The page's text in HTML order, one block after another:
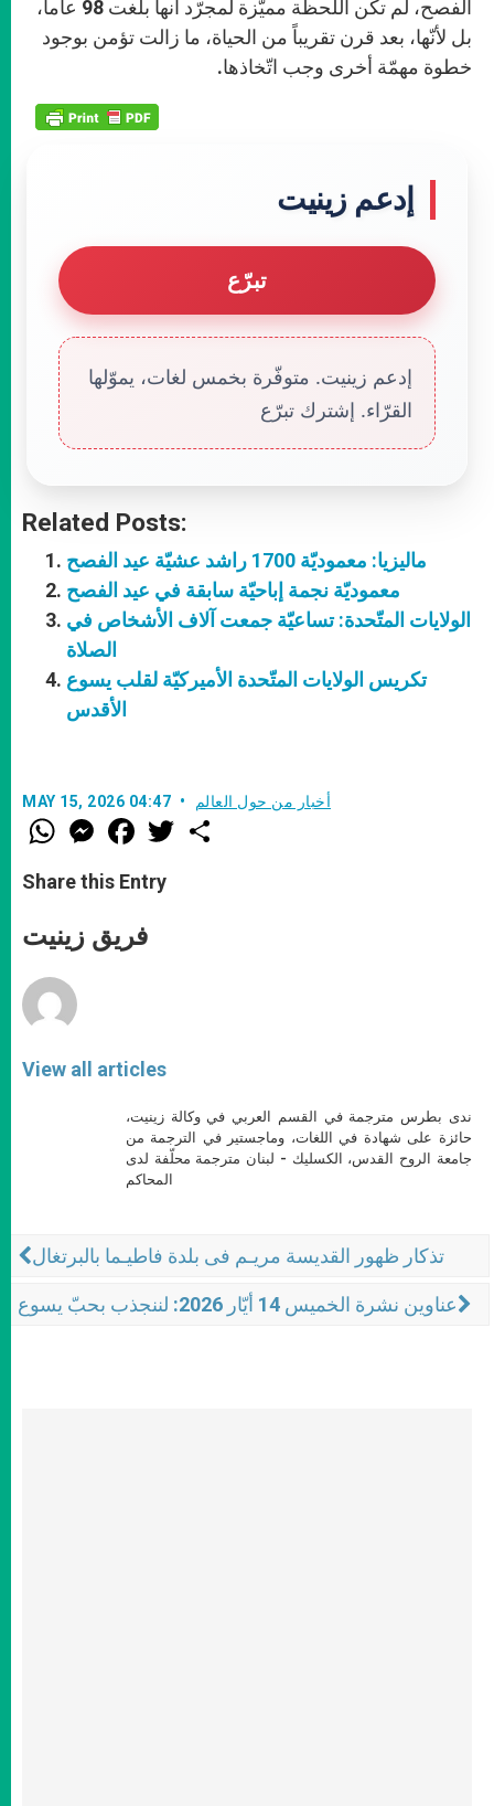
الفصح، لم تكن اللحظة مميّزة لمجرّد أنها بلغت 98 عاماً،
بل لأنّها، بعد قرن تقريباً من الحياة، ما زالت تؤمن بوجود
خطوة مهمّة أخرى وجب اتّخاذها.
إدعم زينيت
تبرّع
إدعم زينيت. متوفّرة بخمس لغات، يموّلها
القرّاء. إشترك تبرّع
Related Posts:
ماليزيا: معموديّة 1700 راشد عشيّة عيد الفصح
معموديّة نجمة إباحيّة سابقة في عيد الفصح
الولايات المتّحدة: تساعيّة جمعت آلاف الأشخاص في
الصلاة
تكريس الولايات المتّحدة الأميركيّة لقلب يسوع
الأقدس
MAY 15, 2026 04:47 أخبار من حول العالم
W
h
t
s
p
p
M
e
s
e
g
e
F
a
e
b
o
k
w
Share this Entry
فريق زينيت
View all articles
ندى بطرس مترجمة في القسم العربي في وكالة زينيت،
حائزة على شهادة في اللغات، وماجستير في الترجمة من
جامعة الروح القدس، الكسليك - لبنان مترجمة محلّفة لدى
المحاكم
تذكار ظهور القديسة مريـم فى بلدة فاطيـما بالبرتغال
عناوين نشرة الخميس 14 أيّار 2026: لننجذب بحبّ يسوع